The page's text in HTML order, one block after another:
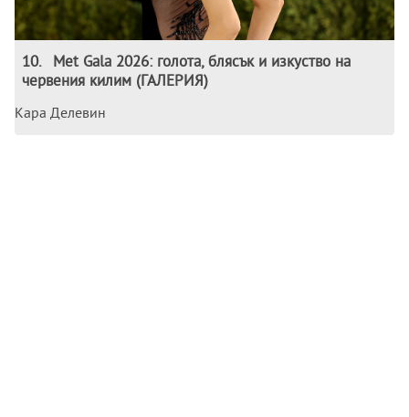
10.
Met Gala 2026: голота, блясък и изкуство на
червения килим (ГАЛЕРИЯ)
Кара Делевин